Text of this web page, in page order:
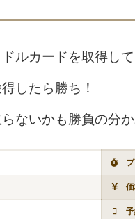
ルカードを取得して
したら勝ち！
ないかも勝負の分か